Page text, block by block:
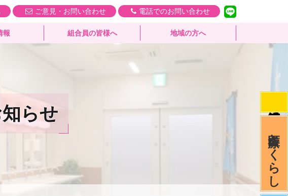
ご意見・お問い合わせ 電話でのお問い合わせ
報 組合員の皆様へ 地域の方へ
らせ
医療とくらし